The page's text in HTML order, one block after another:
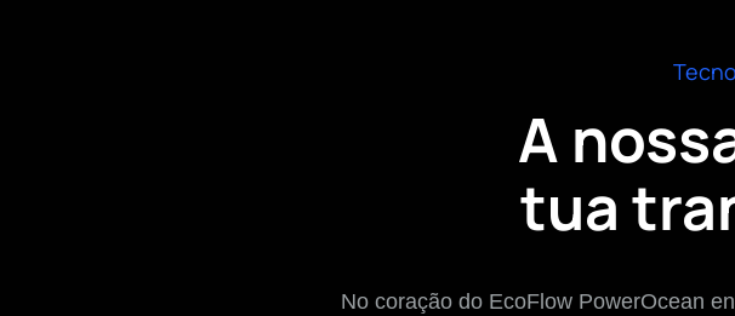
A
tua
No coração do EcoFlow PowerOcean